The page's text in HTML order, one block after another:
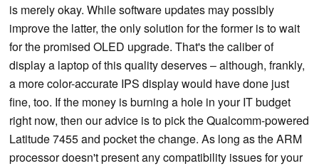
is merely okay. While software updates may possibly
improve the latter, the only solution for the former is to wait
for the promised OLED upgrade. That's the caliber of
display a laptop of this quality deserves – although, frankly,
a more color-accurate IPS display would have done just
fine, too. If the money is burning a hole in your IT budget
right now, then our advice is to pick the Qualcomm-powered
Latitude 7455 and pocket the change. As long as the ARM
processor doesn't present any compatibility issues for your